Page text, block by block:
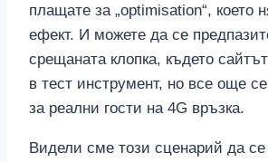
плащате за „optimisation“, което
ефект. И можете да се
срещаната клопка, където
в тест инструмент, но все още
за реални гости на 4G връзка.
Видели сме този сценарий да